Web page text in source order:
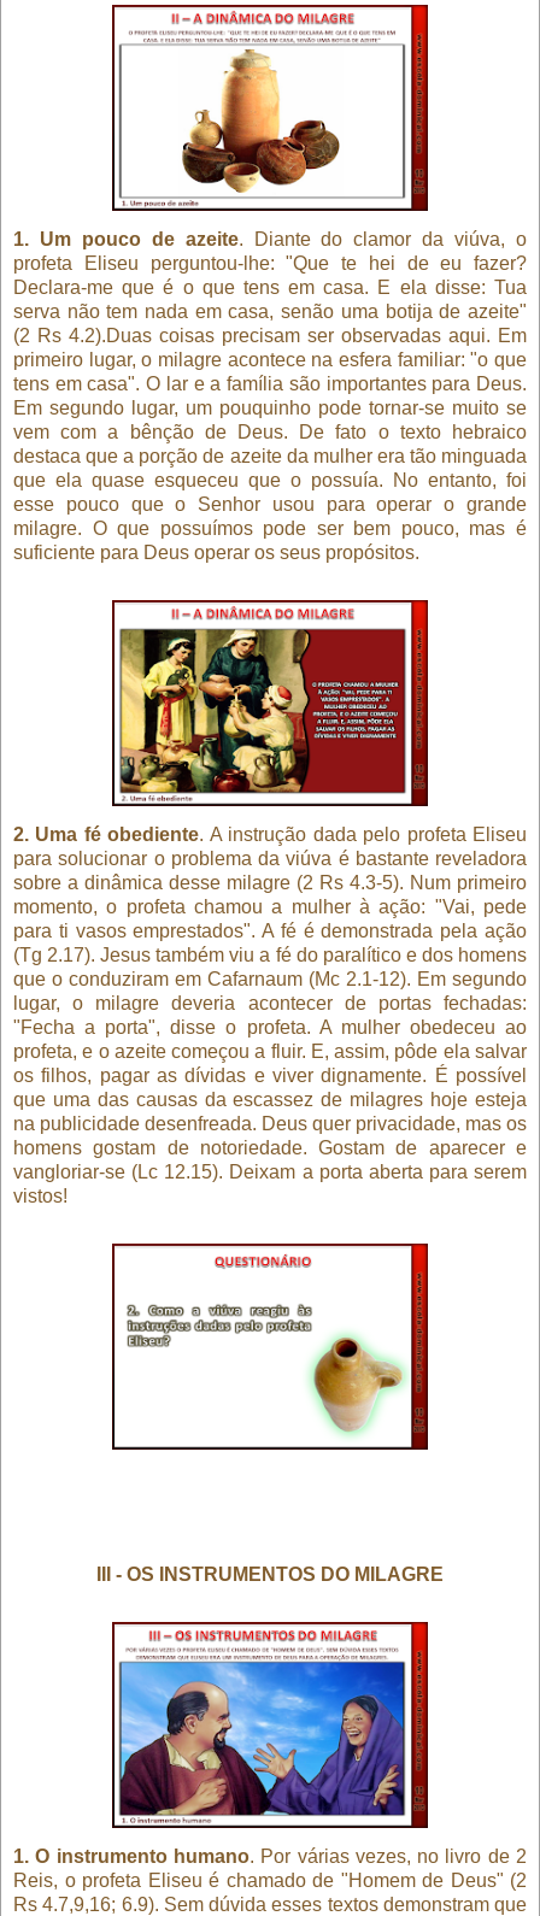
1. Um pouco de azeite. Diante do clamor da viúva, o
profeta Eliseu perguntou-lhe: "Que te hei de eu fazer?
Declara-me que é o que tens em casa. E ela disse: Tua
serva não tem nada em casa, senão uma botija de azeite"
(2 Rs 4.2).Duas coisas precisam ser observadas aqui. Em
primeiro lugar, o milagre acontece na esfera familiar: "o que
tens em casa". O lar e a família são importantes para Deus.
Em segundo lugar, um pouquinho pode tornar-se muito se
vem com a bênção de Deus. De fato o texto hebraico
destaca que a porção de azeite da mulher era tão minguada
que ela quase esqueceu que o possuía. No entanto, foi
esse pouco que o Senhor usou para operar o grande
milagre. O que possuímos pode ser bem pouco, mas é
suficiente para Deus operar os seus propósitos.
2. Uma fé obediente. A instrução dada pelo profeta Eliseu
para solucionar o problema da viúva é bastante reveladora
sobre a dinâmica desse milagre (2 Rs 4.3-5). Num primeiro
momento, o profeta chamou a mulher à ação: "Vai, pede
para ti vasos emprestados". A fé é demonstrada pela ação
(Tg 2.17). Jesus também viu a fé do paralítico e dos homens
que o conduziram em Cafarnaum (Mc 2.1-12). Em segundo
lugar, o milagre deveria acontecer de portas fechadas:
"Fecha a porta", disse o profeta. A mulher obedeceu ao
profeta, e o azeite começou a fluir. E, assim, pôde ela salvar
os filhos, pagar as dívidas e viver dignamente. É possível
que uma das causas da escassez de milagres hoje esteja
na publicidade desenfreada. Deus quer privacidade, mas os
homens gostam de notoriedade. Gostam de aparecer e
vangloriar-se (Lc 12.15). Deixam a porta aberta para serem
vistos!
III - OS INSTRUMENTOS DO MILAGRE
1. O instrumento humano. Por várias vezes, no livro de 2
Reis, o profeta Eliseu é chamado de "Homem de Deus" (2
Rs 4.7,9,16; 6.9). Sem dúvida esses textos demonstram que